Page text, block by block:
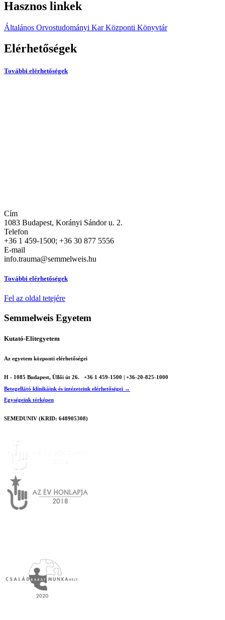
Hasznos linkek
Általános Orvostudományi Kar Központi Könyvtár
Elérhetőségek
További elérhetőségek
Cím
1083 Budapest, Korányi Sándor u. 2.
Telefon
+36 1 459-1500; +36 30 877 5556
E-mail
info.trauma@semmelweis.hu
További elérhetőségek
Fel az oldal tetejére
Semmelweis Egyetem
Kutató-Elitegyetem
Az egyetem központi elérhetőségei
H - 1085 Budapest, Üllői út 26.
+36 1 459-1500 | +36-20-825-1000
Betegellátó klinikáink és intézeteink elérhetőségei →
Egységeink térképen
SEMEDUNIV (KRID: 648905308)